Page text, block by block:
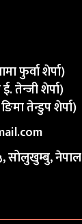
फुर्वा शेर्पा)
तेन्जी शेर्पा)
तेन्डुप शेर्पा)
सोलुखुम्बु, नेपाल